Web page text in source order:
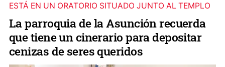
ESTÁ EN UN ORATORIO SITUADO JUNTO AL TEMPLO
La parroquia de la Asunción recuerda
que tiene un cinerario para depositar
cenizas de seres queridos